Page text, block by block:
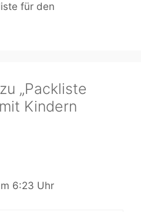
für den
„Packliste
Kindern
6:23 Uhr